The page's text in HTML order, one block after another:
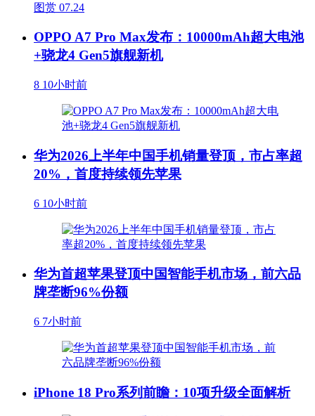
图赏 07.24
OPPO A7 Pro Max发布：10000mAh超大电池
+骁龙4 Gen5旗舰新机
8 10小时前
华为2026上半年中国手机销量登顶，市占率超
20%，首度持续领先苹果
6 10小时前
华为首超苹果登顶中国智能手机市场，前六品
牌垄断96%份额
6 7小时前
iPhone 18 Pro系列前瞻：10项升级全面解析